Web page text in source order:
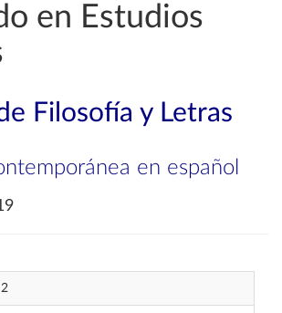
en Estudios
Filosofía y Letras
en español
2